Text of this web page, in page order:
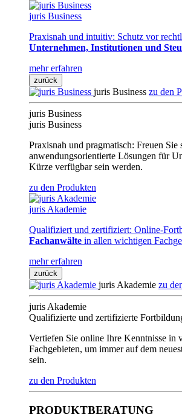
juris Business
Praxisnah und intuitiv: Schutz vor
Unternehmen, Institutionen und
mehr erfahren
zurück
juris Business zu den
juris Business
juris Business
Praxisnah und pragmatisch: Freuen Sie
anwendungsorientierte Lösungen für
Kürze verfügbar sein werden.
zu den Produkten
juris Akademie
Qualifiziert und zertifiziert: Online-
Fachanwälte in allen wichtigen
mehr erfahren
zurück
juris Akademie zu
juris Akademie
Qualifizierte und zertifizierte
Vertiefen Sie online Ihre Kenntnisse in
Fachgebieten, um immer auf dem
sein.
zu den Produkten
PRODUKTBERATUNG